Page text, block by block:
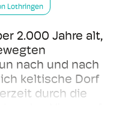
Lothringen
2.000 Jahre alt,
nach und nach
keltische Dorf
durch die
Markt